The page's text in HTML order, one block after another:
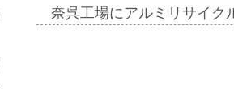
奈呉工場にアルミリサイ